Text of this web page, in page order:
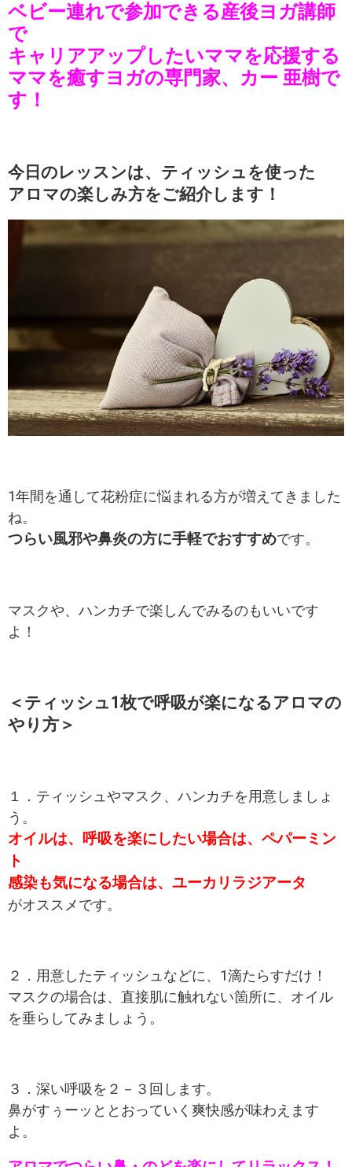
ベビー連れで参加できる産後ヨガ講師
で
キャリアアップしたいママを応援する
ママを癒すヨガの専門家、カー 亜樹で
す！
今日のレッスンは、ティッシュを使った
アロマの楽しみ方をご紹介します！
1年間を通して花粉症に悩まれる方が増えてきました
ね。
つらい風邪や鼻炎の方に手軽でおすすめです。
マスクや、ハンカチで楽しんでみるのもいいです
よ！
＜ティッシュ1枚で呼吸が楽になるアロマの
やり方＞
１．ティッシュやマスク、ハンカチを用意しましょ
う。
オイルは、呼吸を楽にしたい場合は、ペパーミン
ト
感染も気になる場合は、ユーカリラジアータ
がオススメです。
２．用意したティッシュなどに、1滴たらすだけ！
マスクの場合は、直接肌に触れない箇所に、オイル
を垂らしてみましょう。
３．深い呼吸を２－３回します。
鼻がすぅーッととおっていく爽快感が味わえます
よ。